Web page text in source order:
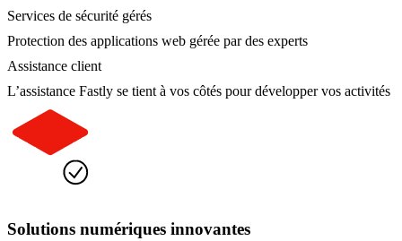
Services de sécurité gérés
Protection des applications web gérée par des experts
Assistance client
L’assistance Fastly se tient à vos côtés pour développer vos activités
Solutions numériques innovantes